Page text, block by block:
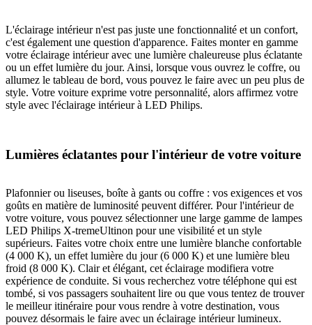
L'éclairage intérieur n'est pas juste une fonctionnalité et un confort,
c'est également une question d'apparence. Faites monter en gamme
votre éclairage intérieur avec une lumière chaleureuse plus éclatante
ou un effet lumière du jour. Ainsi, lorsque vous ouvrez le coffre, ou
allumez le tableau de bord, vous pouvez le faire avec un peu plus de
style. Votre voiture exprime votre personnalité, alors affirmez votre
style avec l'éclairage intérieur à LED Philips.
Lumières éclatantes pour l'intérieur de votre voiture
Plafonnier ou liseuses, boîte à gants ou coffre : vos exigences et vos
goûts en matière de luminosité peuvent différer. Pour l'intérieur de
votre voiture, vous pouvez sélectionner une large gamme de lampes
LED Philips X-tremeUltinon pour une visibilité et un style
supérieurs. Faites votre choix entre une lumière blanche confortable
(4 000 K), un effet lumière du jour (6 000 K) et une lumière bleu
froid (8 000 K). Clair et élégant, cet éclairage modifiera votre
expérience de conduite. Si vous recherchez votre téléphone qui est
tombé, si vos passagers souhaitent lire ou que vous tentez de trouver
le meilleur itinéraire pour vous rendre à votre destination, vous
pouvez désormais le faire avec un éclairage intérieur lumineux.